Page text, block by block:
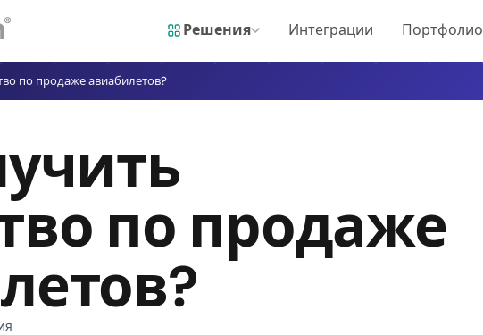
Решения Интеграции Портфолио
по продаже авиабилетов?
по продаже